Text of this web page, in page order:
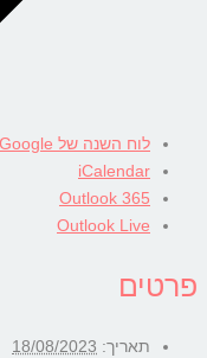
לוח השנה של Google
iCalendar
Outlook 365
Outlook Live
פרטים
תאריך: 18/08/2023